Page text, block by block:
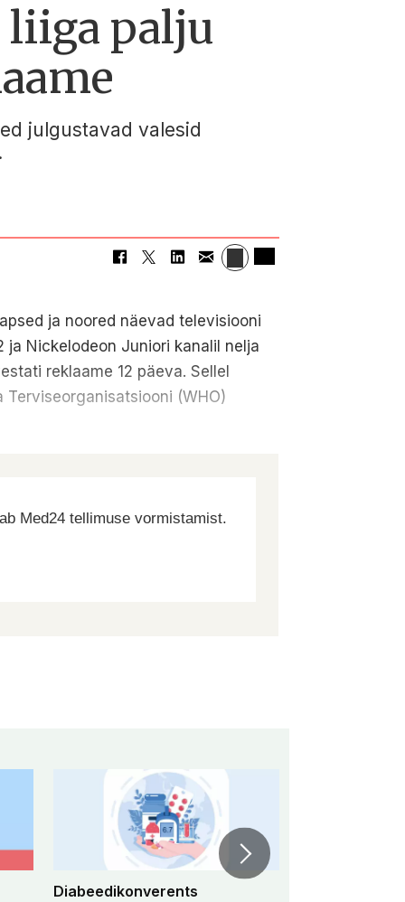
liiga palju
julgustavad valesid
ja noored näevad televisiooni
Nickelodeon Juniori kanalil nelja
reklaame 12 päeva. Sellel
(WHO)
Med24 tellimuse vormistamist.
Diabeedikonverents